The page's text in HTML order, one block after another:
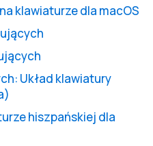
klawiaturze dla macOS
Układ klawiatury
hiszpańskiej dla